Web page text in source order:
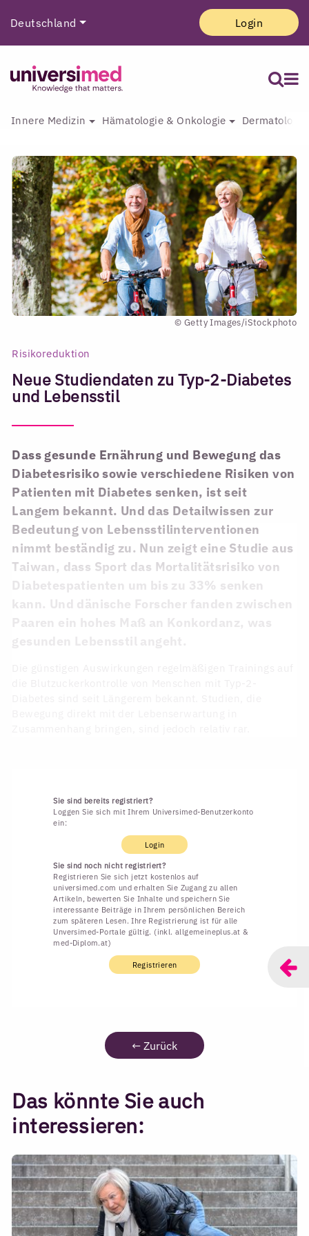
Deutschland Login
Innere Medizin Hämatologie & Onkologie
© Getty Images/iStockphoto
Risikoreduktion
Neue Studiendaten zu Typ-2-Diabetes
und Lebensstil
Dass gesunde Ernährung und Bewegung das
Diabetesrisiko sowie verschiedene Risiken von
Patienten mit Diabetes senken, ist seit
Langem bekannt. Und das Detailwissen zur
Bedeutung von Lebensstilinterventionen
nimmt beständig zu. Nun zeigt eine Studie aus
Taiwan, dass Sport das Mortalitätsrisiko von
Diabetespatienten um bis zu 33% senken
kann. Und dänische Forscher fanden zwischen
Sie sind bereits registriert?
Loggen Sie sich mit Ihrem Universimed-Benutzerkonto
ein:
Login
Sie sind noch nicht registriert?
Registrieren Sie sich jetzt kostenlos auf
universimed.com und erhalten Sie Zugang zu allen
Artikeln, bewerten Sie Inhalte und speichern Sie
interessante Beiträge in Ihrem persönlichen Bereich
zum späteren Lesen. Ihre Registrierung ist für alle
Unversimed-Portale gültig. (inkl. allgemeineplus.at &
med-Diplom.at)
Registrieren
← Zurück
Das könnte Sie auch
interessieren: